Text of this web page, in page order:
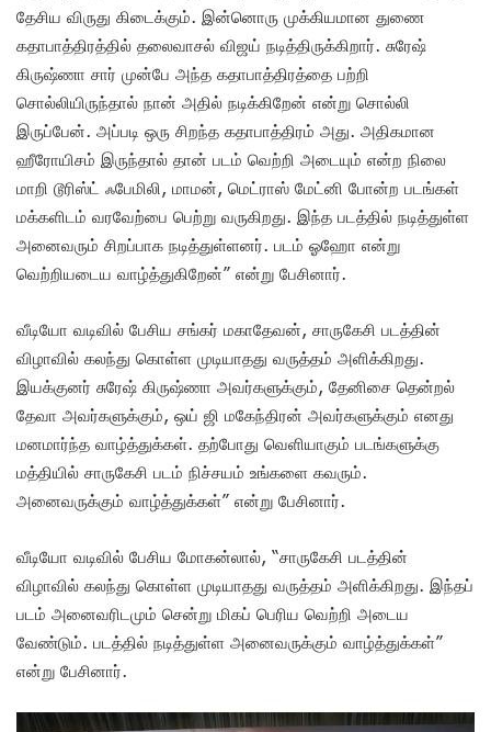
தேசிய விருது கிடைக்கும். இன்னொரு முக்கியமான துணை
கதாபாத்திரத்தில் தலைவாசல் விஜய் நடித்திருக்கிறார். சுரேஷ்
கிருஷ்ணா சார் முன்பே அந்த கதாபாத்திரத்தை பற்றி
சொல்லியிருந்தால் நான் அதில் நடிக்கிறேன் என்று சொல்லி
இருப்பேன். அப்படி ஒரு சிறந்த கதாபாத்திரம் அது. அதிகமான
ஹீரோயிசம் இருந்தால் தான் படம் வெற்றி அடையும் என்ற நிலை
மாறி டூரிஸ்ட் ஃபேமிலி, மாமன், மெட்ராஸ் மேட்னி போன்ற படங்கள்
மக்களிடம் வரவேற்பை பெற்று வருகிறது. இந்த படத்தில் நடித்துள்ள
அனைவரும் சிறப்பாக நடித்துள்ளனர். படம் ஓஹோ என்று
வெற்றியடைய வாழ்த்துகிறேன்” என்று பேசினார்.
வீடியோ வடிவில் பேசிய சங்கர் மகாதேவன், சாருகேசி படத்தின்
விழாவில் கலந்து கொள்ள முடியாதது வருத்தம் அளிக்கிறது.
இயக்குனர் சுரேஷ் கிருஷ்ணா அவர்களுக்கும், தேனிசை தென்றல்
தேவா அவர்களுக்கும், ஒய் ஜி மகேந்திரன் அவர்களுக்கும் எனது
மனமார்ந்த வாழ்த்துக்கள். தற்போது வெளியாகும் படங்களுக்கு
மத்தியில் சாருகேசி படம் நிச்சயம் உங்களை கவரும்.
அனைவருக்கும் வாழ்த்துக்கள்” என்று பேசினார்.
வீடியோ வடிவில் பேசிய மோகன்லால், “சாருகேசி படத்தின்
விழாவில் கலந்து கொள்ள முடியாதது வருத்தம் அளிக்கிறது. இந்தப்
படம் அனைவரிடமும் சென்று மிகப் பெரிய வெற்றி அடைய
வேண்டும். படத்தில் நடித்துள்ள அனைவருக்கும் வாழ்த்துக்கள்”
என்று பேசினார்.